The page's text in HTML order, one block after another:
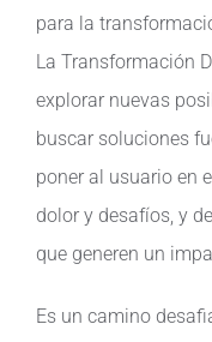
para la
La Transformación
explorar nuevas
buscar soluciones
poner al usuario en
dolor y desafíos, y
que generen un
Es un camino